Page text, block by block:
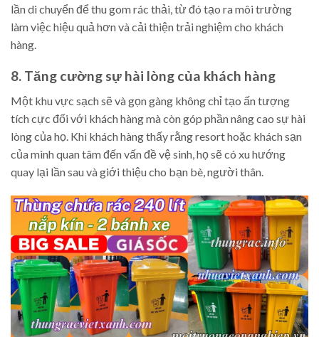
lần di chuyển để thu gom rác thải, từ đó tạo ra môi trường
làm việc hiệu quả hơn và cải thiện trải nghiệm cho khách
hàng.
8. Tăng cường sự hài lòng của khách hàng
Một khu vực sạch sẽ và gọn gàng không chỉ tạo ấn tượng
tích cực đối với khách hàng mà còn góp phần nâng cao sự hài
lòng của họ. Khi khách hàng thấy rằng resort hoặc khách sạn
của mình quan tâm đến vấn đề vệ sinh, họ sẽ có xu hướng
quay lại lần sau và giới thiệu cho bạn bè, người thân.